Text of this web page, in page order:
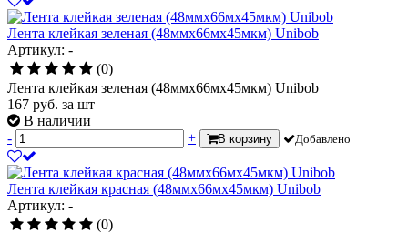
Лента клейкая зеленая (48ммх66мх45мкм) Unibob
Артикул: -
(0)
Лента клейкая зеленая (48ммх66мх45мкм) Unibob
167 руб. за шт
В наличии
-
+ В корзину Добавлено
Лента клейкая красная (48ммх66мх45мкм) Unibob
Артикул: -
(0)